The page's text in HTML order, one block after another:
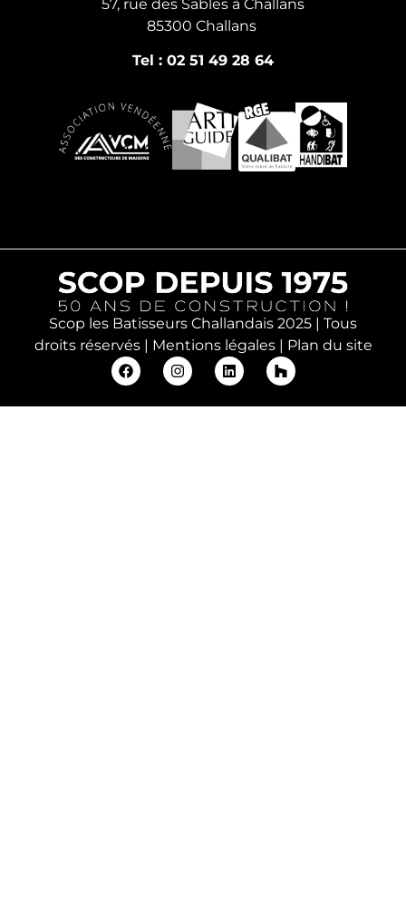
57, rue des Sables à Challans
85300 Challans
Tel : 02 51 49 28 64
Scop les Batisseurs Challandais 2025 | Tous
droits réservés | Mentions légales| Plan du site